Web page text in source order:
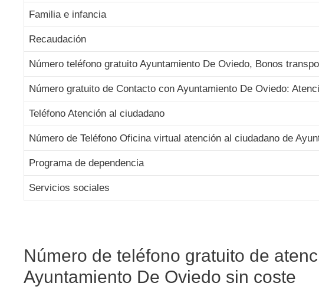
Familia e infancia
Recaudación
Número teléfono gratuito Ayuntamiento De Oviedo, Bonos
Número gratuito de Contacto con Ayuntamiento De Oviedo:
Teléfono Atención al ciudadano
Número de Teléfono Oficina virtual atención al ciudadano de
Programa de dependencia
Servicios sociales
Número de teléfono gratuito de
Ayuntamiento De Oviedo sin coste